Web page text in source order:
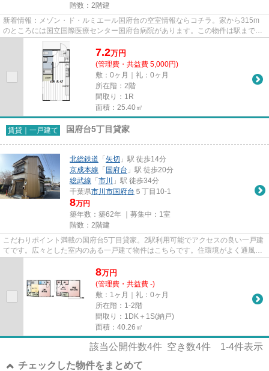
階数：2階建
新着情報：メゾン・ド・ルミエール国府台の空室情報ならコチラ。家から315m
のところには国立国際医療センター国府台病院があります。この物件は駅まで徒
歩13分の立地です。敷地内には...
7.2万円
(管理費・共益費 5,000円)
敷：0ヶ月｜礼：0ヶ月
所在階：2階
間取り：1R
面積：25.40㎡
賃貸｜一戸建て 国府台5丁目貸家
北総鉄道 「 矢切 」駅 徒歩14分
京成本線 「 国府台 」駅 徒歩20分
総武線 「 市川
」駅 徒歩34分
千葉県市川市国府台 ５丁目10-1
8万円
築年数：築62年 ｜募集中： 1室
階数：2階建
こだわりポイント満載の国府台5丁目貸家。2駅利用可能でアクセスの良い一戸建
てです。広々とした室内のある一戸建て物件はこちらです。住環境がよく通風良
8万円
(管理費・共益費 -)
敷：1ヶ月｜礼：0ヶ月
所在階：1-2階
間取り：1DK＋1S(納戸)
面積：40.26㎡
該当公開件数4件 空き数4件 1-4件表示
チェックした物件をまとめて